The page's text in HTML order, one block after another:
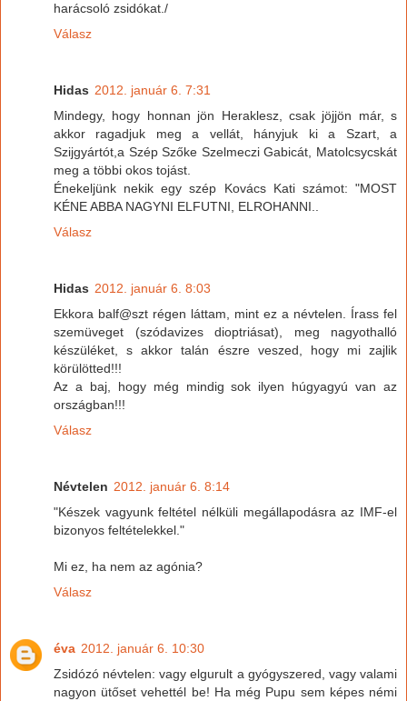
harácsoló zsidókat./
Válasz
Hidas 2012. január 6. 7:31
Mindegy, hogy honnan jön Heraklesz, csak jöjjön már, s
akkor ragadjuk meg a vellát, hányjuk ki a Szart, a
Szijgyártót,a Szép Szőke Szelmeczi Gabicát, Matolcsycskát
meg a többi okos tojást.
Énekeljünk nekik egy szép Kovács Kati számot: "MOST
KÉNE ABBA NAGYNI ELFUTNI, ELROHANNI..
Válasz
Hidas 2012. január 6. 8:03
Ekkora balf@szt régen láttam, mint ez a névtelen. Írass fel
szemüveget (szódavizes dioptriásat), meg nagyothalló
készüléket, s akkor talán észre veszed, hogy mi zajlik
körülötted!!!
Az a baj, hogy még mindig sok ilyen húgyagyú van az
országban!!!
Válasz
Névtelen 2012. január 6. 8:14
"Készek vagyunk feltétel nélküli megállapodásra az IMF-el
bizonyos feltételekkel."
Mi ez, ha nem az agónia?
Válasz
éva 2012. január 6. 10:30
Zsidózó névtelen: vagy elgurult a gyógyszered, vagy valami
nagyon ütőset vehettél be! Ha még Pupu sem képes némi